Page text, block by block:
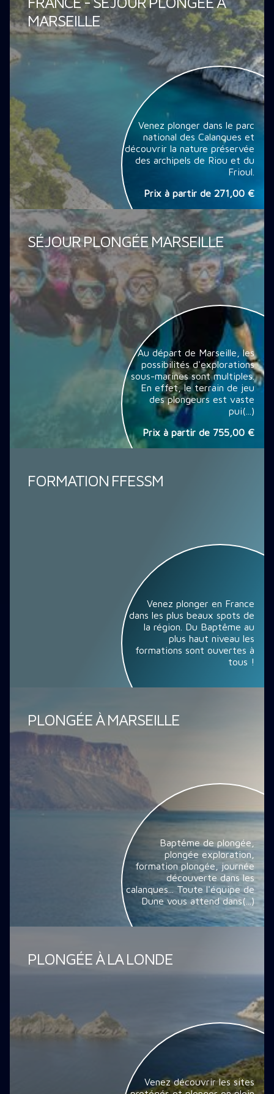
MARSEILLE
Venez plonger dans le parc
national des Calanques et
découvrir la nature préservée
des archipels de Riou et du
Frioul.
Prix à partir de 271,00 €
SÉJOUR PLONGÉE MARSEILLE
Au départ de Marseille, les
possibilités d'explorations
sous-marines sont multiples.
En effet, le terrain de jeu
des plongeurs est vaste
pui(...)
Prix à partir de 755,00 €
FORMATION FFESSM
Venez plonger en France
dans les plus beaux spots de
la région. Du Baptême au
plus haut niveau les
formations sont ouvertes à
tous !
PLONGÉE À MARSEILLE
Baptême de plongée,
plongée exploration,
formation plongée, journée
découverte dans les
calanques... Toute l'équipe de
Dune vous attend dans(...)
PLONGÉE À LA LONDE
Venez découvrir les sites